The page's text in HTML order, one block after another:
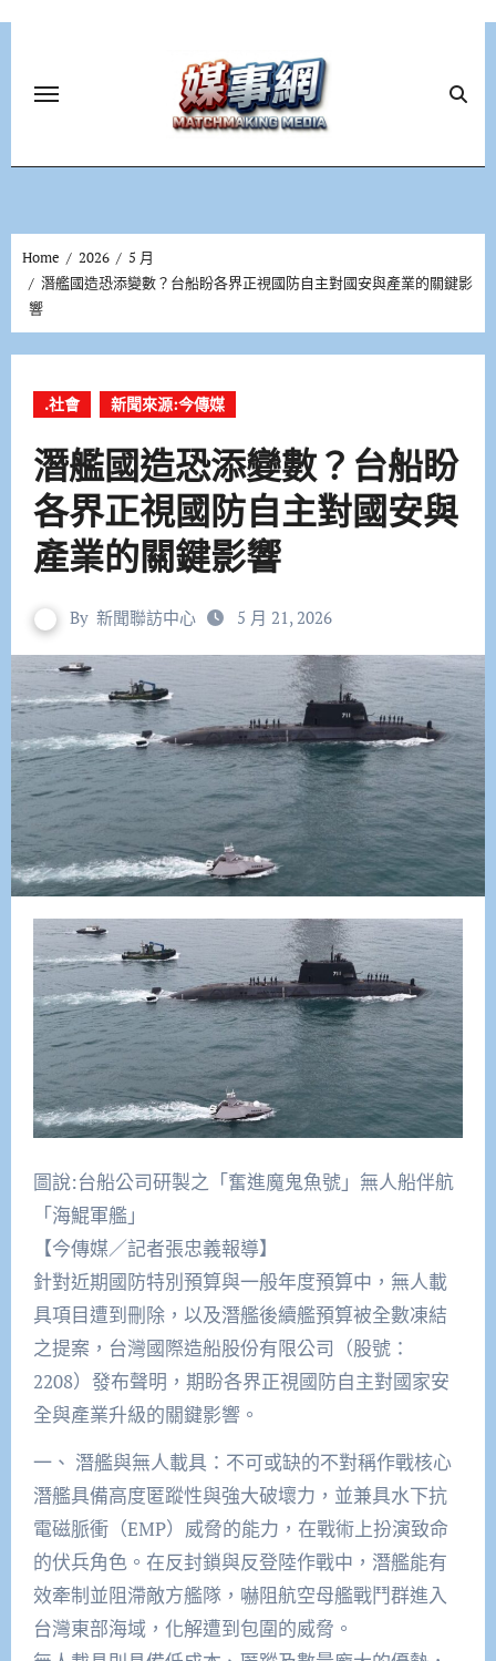
Home 2026
5 月
潛艦國造恐添變數？台船盼各界正視國防自主對國安與產業的關鍵影
響
.社會 新聞來源:今傳媒
潛艦國造恐添變數？台船盼
各界正視國防自主對國安與
產業的關鍵影響
By 新聞聯訪中心 5 月 21, 2026
圖說:台船公司研製之「奮進魔鬼魚號」無人船伴航
「海鯤軍艦」
【今傳媒／記者張忠義報導】
針對近期國防特別預算與一般年度預算中，無人載
具項目遭到刪除，以及潛艦後續艦預算被全數凍結
之提案，台灣國際造船股份有限公司（股號：
2208）發布聲明，期盼各界正視國防自主對國家安
全與產業升級的關鍵影響。
一、 潛艦與無人載具：不可或缺的不對稱作戰核心
潛艦具備高度匿蹤性與強大破壞力，並兼具水下抗
電磁脈衝（EMP）威脅的能力，在戰術上扮演致命
的伏兵角色。在反封鎖與反登陸作戰中，潛艦能有
效牽制並阻滯敵方艦隊，嚇阻航空母艦戰鬥群進入
台灣東部海域，化解遭到包圍的威脅。